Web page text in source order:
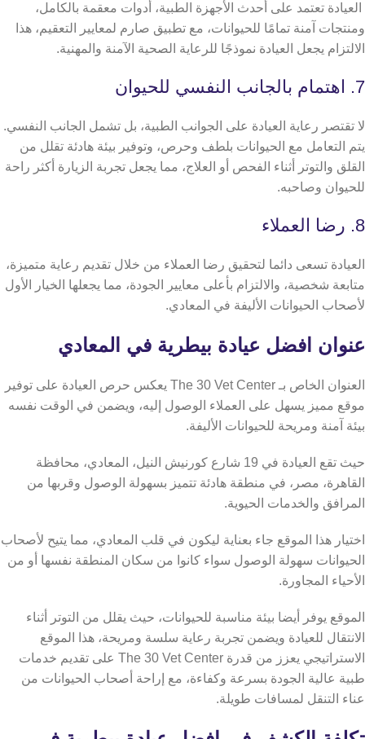
العيادة تعتمد على أحدث الأجهزة الطبية، أدوات معقمة بالكامل،
ومنتجات آمنة تمامًا للحيوانات، مع تطبيق صارم لمعايير التعقيم، هذا
الالتزام يجعل العيادة نموذجًا للرعاية الصحية الآمنة والمهنية.
7. اهتمام بالجانب النفسي للحيوان
لا تقتصر رعاية العيادة على الجوانب الطبية، بل تشمل الجانب النفسي.
يتم التعامل مع الحيوانات بلطف وحرص، وتوفير بيئة هادئة تقلل من
القلق والتوتر أثناء الفحص أو العلاج، مما يجعل تجربة الزيارة أكثر راحة
للحيوان وصاحبه.
8. رضا العملاء
العيادة تسعى دائما لتحقيق رضا العملاء من خلال تقديم رعاية متميزة،
متابعة شخصية، والالتزام بأعلى معايير الجودة، مما يجعلها الخيار الأول
لأصحاب الحيوانات الأليفة في المعادي.
عنوان افضل عيادة بيطرية في المعادي
العنوان الخاص بـ The 30 Vet Center يعكس حرص العيادة على توفير
موقع مميز يسهل على العملاء الوصول إليه، ويضمن في الوقت نفسه
بيئة آمنة ومريحة للحيوانات الأليفة.
حيث تقع العيادة في 19 شارع كورنيش النيل، المعادي، محافظة
القاهرة، مصر، في منطقة هادئة تتميز بسهولة الوصول وقربها من
المرافق والخدمات الحيوية.
اختيار هذا الموقع جاء بعناية ليكون في قلب المعادي، مما يتيح لأصحاب
الحيوانات سهولة الوصول سواء كانوا من سكان المنطقة نفسها أو من
الأحياء المجاورة.
الموقع يوفر أيضا بيئة مناسبة للحيوانات، حيث يقلل من التوتر أثناء
الانتقال للعيادة ويضمن تجربة رعاية سلسة ومريحة، هذا الموقع
الاستراتيجي يعزز من قدرة The 30 Vet Center على تقديم خدمات
طبية عالية الجودة بسرعة وكفاءة، مع إراحة أصحاب الحيوانات من
عناء التنقل لمسافات طويلة.